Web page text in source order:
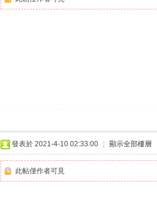
發表於 2021-4-10 02:33:00 顯示全部樓層
此帖僅作者可見